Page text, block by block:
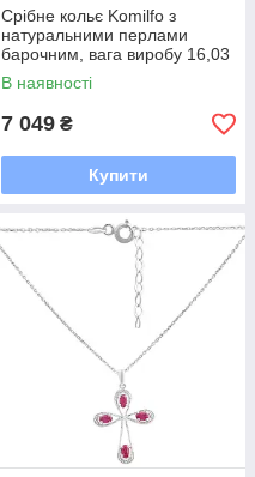
Срібне кольє Komilfo з
натуральними перлами
барочним, вага виробу 16,03
г (2115663) 450500 розмір
В наявності
7 049 ₴
Купити